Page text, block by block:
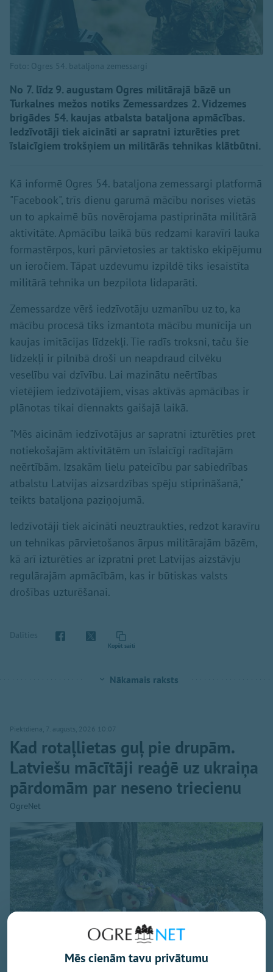
Foto: Ogres 54. bataljona zemessargi
No 7. līdz 9. augustam Ogres militārajā bāzē un
Turkalnes mežos notiks Zemessardzes 2. Vidzemes
brigādes 54. kaujas atbalsta bataljona apmācības.
Iedzīvotāji tiek aicināti ar sapratni izturēties pret
īslaicīgiem trokšņiem un militārās tehnikas klātbūtni.
Kā informē Ogres 54. bataljona zemessargi platformā
"Facebook", trīs dienu garumā mācību norises vietās
un to apkaimē būs novērojama pastiprināta militārā
aktivitāte. Apmācību laikā būs redzami karavīri lauka
formastērpos, kuri pārvietosies ar taktisko ekipējumu
un ieročiem. Tāpat uzdevumu izpildē tiks iesaistīta
militārā tehnika un bezpilota lidaparāti.
Zemessardze vērš iedzīvotāju uzmanību uz to, ka
mācību procesā tiks izmantota mācību munīcija un
kaujas imitācijas līdzekļi. Tie radīs troksni, taču šie
līdzekļi ir pilnībā droši un neapdraud cilvēku
veselību vai dzīvību. Lai mazinātu neērtības
vietējiem iedzīvotājiem, visas aktīvās apmācības ir
plānotas tikai diennakts gaišajā laikā.
"Mēs aicinām iedzīvotājus ar sapratni izturēties pret
notiekošajām aktivitātēm un īslaicīgi radītajām
neērtībām. Izsakām lielu pateicību par sabiedrības
atbalstu Latvijas aizsardzības spēju stiprināšanā,"
teikts bataljona paziņojumā.
Iedzīvotāji tiek aicināti neuztraukties, redzot karavīru
un tehnikas pārvietošanos ārpus militārajām bāzēm,
kā arī izturēties ar izpratni pret Latvijas aizstāvju
regulārajām apmācībām, kas ir būtiskas valsts
drošības uzturēšanai.
Dalīties
Kopēt saiti
Nākamais raksts
Piektdiena, 7. augusts, 2026 10:07
Kad rotaļlietas guļ pie drupām.
Latviešu mācītāji reaģē uz ukraiņa
pārdomām par neseno triecienu
OgreNet
Mēs cienām tavu privātumu